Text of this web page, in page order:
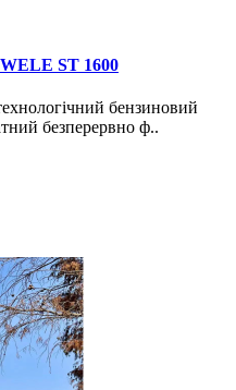
ST 1600
бензиновий
безперервно ф..